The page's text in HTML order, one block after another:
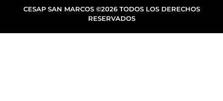
CESAP SAN MARCOS ©2026 TODOS LOS DERECHOS
RESERVADOS